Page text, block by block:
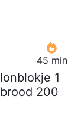
45 min
1
200